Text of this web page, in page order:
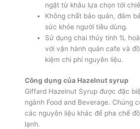
ngặt từ khâu lựa chọn tới
Không chất bảo quản, đảm
sức khỏe người tiêu dùng.
Sử dụng chai thủy tinh 1L
với vận hành quán cafe và
kiệm chi phí nguyên liệu.
Công dụng của Hazelnut syrup
Giffard Hazelnut Syrup được đặc
ngành Food and Beverage. Chúng
các nguyên liệu khác để pha chế
lạnh.